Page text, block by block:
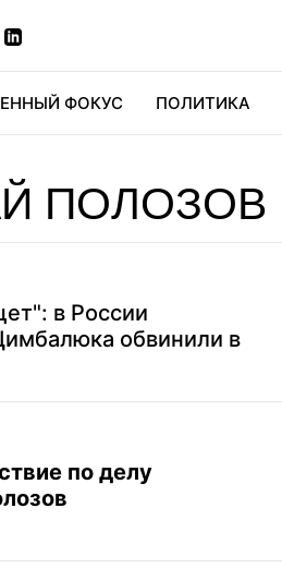
ФОКУС ПОЛИТИКА
ПОЛОЗОВ
в России
обвинили в
по делу